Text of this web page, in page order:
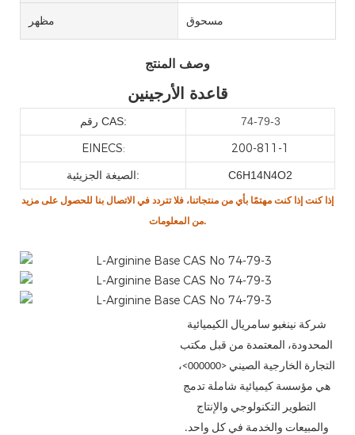
مظهر مسحوق
وصف المنتج
قاعدة الأرجينين
رقم CAS: 74-79-3
EINECS: 200-811-1
الصيغة الجزيئية: C6H14N4O2
إذا كنت إذا كنت مهتمًا بأي من منتجاتنا، فلا تتردد في الاتصال بنا للحصول على مزيد
من المعلومات.
شركة نينغبو سامريال الكيميائية
المحدودة، المعتمدة من قبل مكتب
التجارة الخارجية الصيني <000000>،
هي مؤسسة كيميائية شاملة تدمج
التطوير التكنولوجي والإنتاج
والمبيعات والخدمة في كل واحد.